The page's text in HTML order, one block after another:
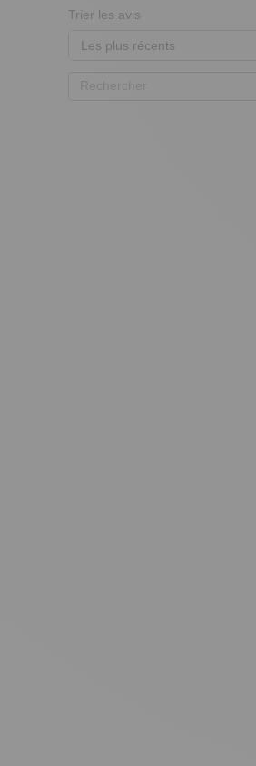
Trier les avis